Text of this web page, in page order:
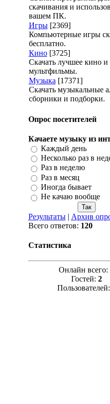
скачивания и
вашем ПК.
Игры [2369]
Компьютерные игры
бесплатно.
Кино [3725]
Скачать лучшее кино и
мультфильмы.
Музыка [17371]
Скачать музыкальные
сборники и подборки.
Опрос посетителей
Качаете музыку из
Каждый день
Несколько раз в
Раз в неделю
Раз в месяц
Иногда бывает
Не качаю вообще
Результаты| Архив
Всего ответов: 120
Статистика
Онлайн всего:
Гостей: 2
Пользователей: